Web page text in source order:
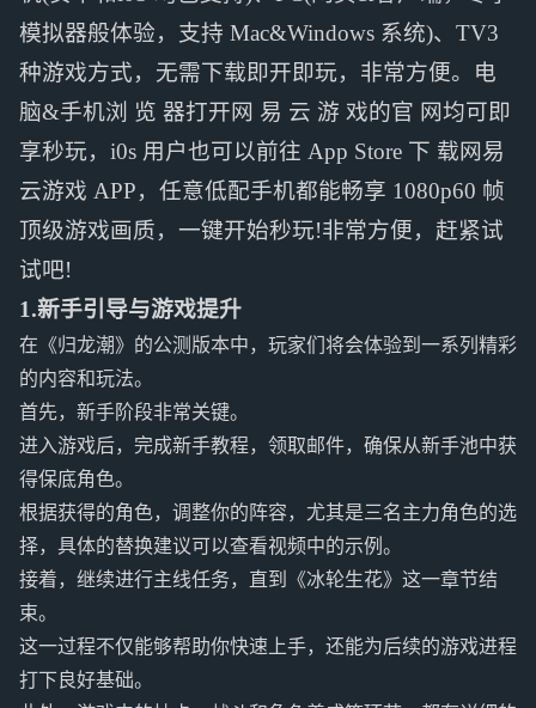
模拟器般体验，支持 Mac&Windows 系统)、TV3
种游戏方式，无需下载即开即玩，非常方便。电
脑&手机浏 览 器打开网 易 云 游 戏的官 网均可即
享秒玩，i0s 用户也可以前往 App Store 下 载网易
云游戏 APP，任意低配手机都能畅享 1080p60 帧
顶级游戏画质，一键开始秒玩!非常方便，赶紧试
试吧!
1.新手引导与游戏提升
在《归龙潮》的公测版本中，玩家们将会体验到一系列精彩
的内容和玩法。
首先，新手阶段非常关键。
进入游戏后，完成新手教程，领取邮件，确保从新手池中获
得保底角色。
根据获得的角色，调整你的阵容，尤其是三名主力角色的选
择，具体的替换建议可以查看视频中的示例。
接着，继续进行主线任务，直到《冰轮生花》这一章节结
束。
这一过程不仅能够帮助你快速上手，还能为后续的游戏进程
打下良好基础。